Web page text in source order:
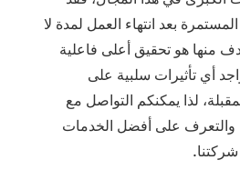
المستمرة بعد انتهاء العمل لمدة لا
والهدف منها هو تحقيق أعلى فاعلية
أي تأثيرات سلبية على
لذا يمكنكم التواصل مع
والتعرف على أفضل الخدمات